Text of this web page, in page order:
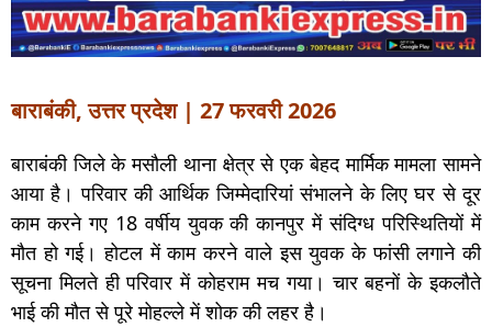
बाराबंकी, उत्तर प्रदेश | 27 फरवरी 2026
बाराबंकी जिले के मसौली थाना क्षेत्र से एक बेहद मार्मिक मामला सामने
आया है। परिवार की आर्थिक जिम्मेदारियां संभालने के लिए घर से दूर
काम करने गए 18 वर्षीय युवक की कानपुर में संदिग्ध परिस्थितियों में
मौत हो गई। होटल में काम करने वाले इस युवक के फांसी लगाने की
सूचना मिलते ही परिवार में कोहराम मच गया। चार बहनों के इकलौते
भाई की मौत से पूरे मोहल्ले में शोक की लहर है।